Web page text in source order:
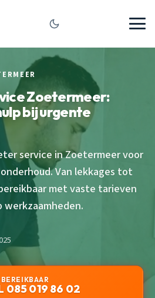
Zoetermeer:
bij urgente
service in Zoetermeer voor
Van lekkages tot
met vaste tarieven
werkzaamheden.
085 019 86 02